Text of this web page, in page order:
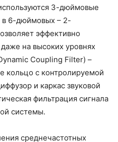
3-дюймовые
в 6-дюймовых – 2-
эффективно
на высоких уровнях
Coupling Filter) –
кольцо с контролируемой
и каркас звуковой
фильтрация сигнала
системы.
среднечастотных